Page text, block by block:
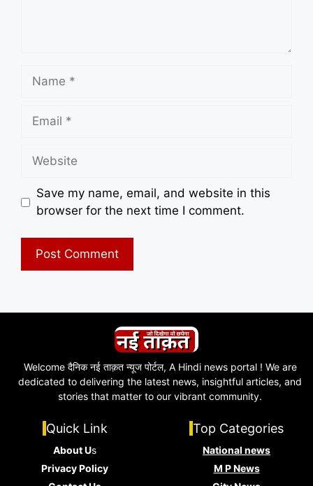
Name
Email
Website
Save my name, email, and website in this
browser for the next time I comment.
Welcome दैनिक नई ताक़त न्यूज पोर्टल, A Hindi news portal ! We are
dedicated to delivering the latest news, insightful articles, and
stories that matter to our vibrant community.
Quick Link
About Us
Privacy Policy
Top Categories
National news
M P News